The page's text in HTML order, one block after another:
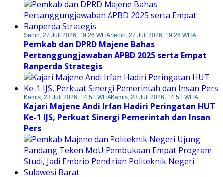
Senin, 27 Juli 2026, 19:26 WITASenin, 27 Juli 2026, 19:26 WITA
Pemkab dan DPRD Majene Bahas
Pertanggungjawaban APBD 2025 serta Empat
Ranperda Strategis
Kamis, 23 Juli 2026, 14:51 WITAKamis, 23 Juli 2026, 14:51 WITA
Kajari Majene Andi Irfan Hadiri Peringatan HUT
Ke-1 IJS, Perkuat Sinergi Pemerintah dan Insan
Pers